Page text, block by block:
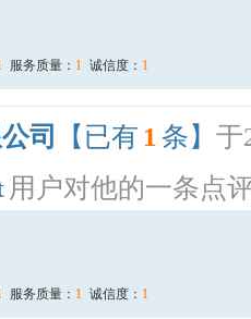
服务质量： 1 诚信度： 1
司 【已有 1 条】 于
用户对他的一条点
服务质量： 1 诚信度： 1